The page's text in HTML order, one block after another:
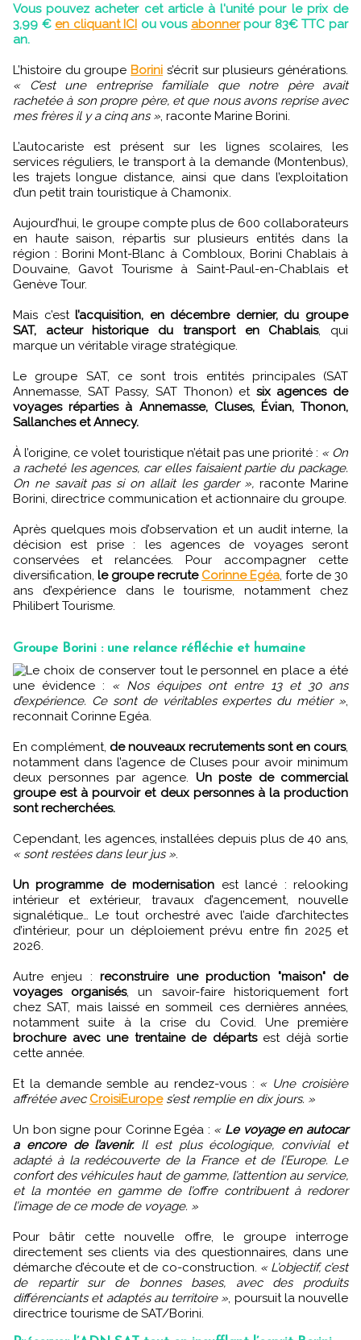
Vous pouvez acheter cet article à l'unité pour le prix de
3,99 € en cliquant ICI ou vous abonner pour 83€ TTC par
an.
L’histoire du groupe Borini s’écrit sur plusieurs générations.
« C’est une entreprise familiale que notre père avait
rachetée à son propre père, et que nous avons reprise avec
mes frères il y a cinq ans », raconte Marine Borini.
L’autocariste est présent sur les lignes scolaires, les
services réguliers, le transport à la demande (Montenbus),
les trajets longue distance, ainsi que dans l’exploitation
d’un petit train touristique à Chamonix.
Aujourd’hui, le groupe compte plus de 600 collaborateurs
en haute saison, répartis sur plusieurs entités dans la
région : Borini Mont-Blanc à Combloux, Borini Chablais à
Douvaine, Gavot Tourisme à Saint-Paul-en-Chablais et
Genève Tour.
Mais c’estl’acquisition, en décembre dernier, du groupe
SAT, acteur historique du transport en Chablais, qui
marque un véritable virage stratégique.
Le groupe SAT, ce sont trois entités principales (SAT
Annemasse, SAT Passy, SAT Thonon) et six agences de
voyages réparties à Annemasse, Cluses, Évian, Thonon,
Sallanches et Annecy.
À l’origine, ce volet touristique n’était pas une priorité : « On
a racheté les agences, car elles faisaient partie du package.
On ne savait pas si on allait les garder », raconte Marine
Borini, directrice communication et actionnaire du groupe.
Après quelques mois d’observation et un audit interne, la
décision est prise : les agences de voyages seront
conservées et relancées. Pour accompagner cette
diversification, le groupe recrute Corinne Egéa, forte de 30
ans d’expérience dans le tourisme, notamment chez
Philibert Tourisme.
Groupe Borini : une relance réfléchie et humaine
Le choix de conserver tout le personnel en place a été
une évidence : « Nos équipes ont entre 13 et 30 ans
d’expérience. Ce sont de véritables expertes du métier »,
reconnait Corinne Egéa.
En complément, de nouveaux recrutements sont en cours,
notamment dans l’agence de Cluses pour avoir minimum
deux personnes par agence. Un poste de commercial
groupe est à pourvoir et deux personnes à la production
sont recherchées.
Cependant, les agences, installées depuis plus de 40 ans,
« sont restées dans leur jus ».
Un programme de modernisation est lancé : relooking
intérieur et extérieur, travaux d’agencement, nouvelle
signalétique… Le tout orchestré avec l’aide d’architectes
d’intérieur, pour un déploiement prévu entre fin 2025 et
2026.
Autre enjeu :reconstruire une production "maison" de
voyages organisés, un savoir-faire historiquement fort
chez SAT, mais laissé en sommeil ces dernières années,
notamment suite à la crise du Covid. Une première
brochure avec une trentaine de départsest déjà sortie
cette année.
Et la demande semble au rendez-vous : « Une croisière
affrétée avec CroisiEurope s’est remplie en dix jours. »
Un bon signe pour Corinne Egéa : « Le voyage en autocar
a encore de l’avenir.Il est plus écologique, convivial et
adapté à la redécouverte de la France et de l’Europe. Le
confort des véhicules haut de gamme, l’attention au service,
et la montée en gamme de l’offre contribuent à redorer
l’image de ce mode de voyage. »
Pour bâtir cette nouvelle offre, le groupe interroge
directement ses clients via des questionnaires, dans une
démarche d’écoute et de co-construction. « L’objectif, c’est
de repartir sur de bonnes bases, avec des produits
différenciants et adaptés au territoire », poursuit la nouvelle
directrice tourisme de SAT/Borini.